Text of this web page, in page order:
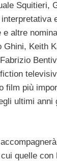
Squitieri,
altre
Keith
film più
ultimi
quelle